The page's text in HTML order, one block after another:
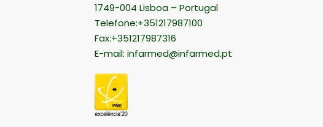
1749-004 Lisboa – Portugal
Telefone:+351217987100
Fax:+351217987316
E-mail: infarmed@infarmed.pt